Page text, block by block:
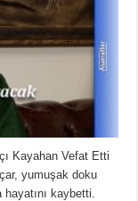
Kayahan Vefat Etti
yumuşak doku
kaybetti.